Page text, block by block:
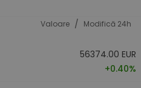
Valoare / Modifică 24h
56374.00 EUR
+0.40%